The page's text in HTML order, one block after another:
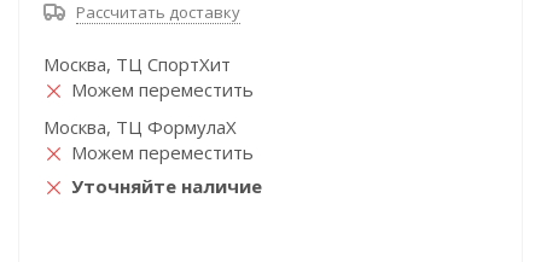
Рассчитать доставку
Москва, ТЦ СпортХит
Можем переместить
Москва, ТЦ ФормулаХ
Можем переместить
Уточняйте наличие